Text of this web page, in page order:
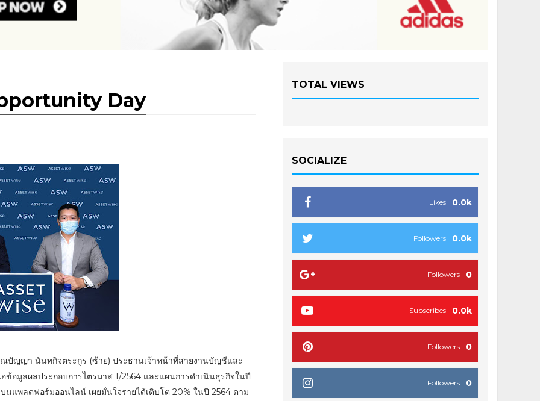
Day
ปัญญา นันทกิจตระกูร (ซ้าย) ประธานเจ้าหน้าที่สายงานบัญชีและ
ข้อมูลผลประกอบการไตรมาส 1/2564 และแผนการดำเนินธุรกิจในปี
แพลตฟอร์มออนไลน์ เผยมั่นใจรายได้เติบโต 20% ในปี 2564 ตาม
TOTAL VIEWS
SOCIALIZE
0.0k
Likes
0.0k
Followers
0
Followers
0.0k
Subscribes
0
Followers
0
Followers